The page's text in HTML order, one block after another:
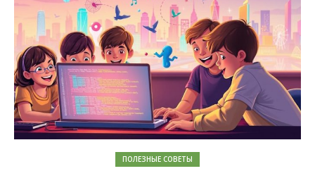
ПОЛЕЗНЫЕ СОВЕТЫ